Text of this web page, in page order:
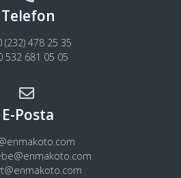
Telefon
(232) 478 25 35
532 681 05 05
E-Posta